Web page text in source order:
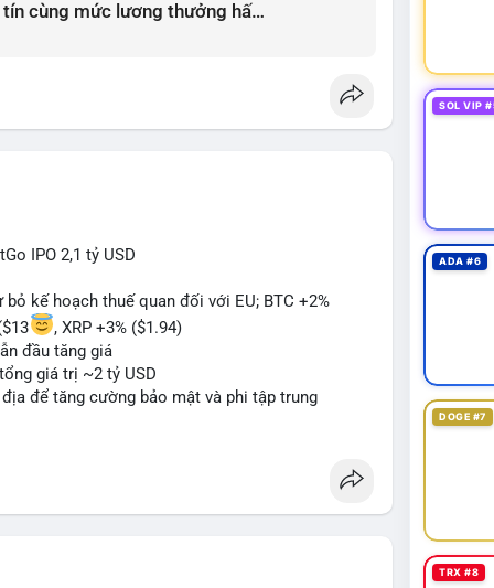
Giải pháp tìm việc làm xây dựng uy tín cùng mức lương thưởng hấp dẫn ?️
IPO 2,1 tỷ USD
kế hoạch thuế quan đối với EU; BTC +2%
, XRP +3% ($1.94)
đầu tăng giá
giá trị ~2 tỷ USD
để tăng cường bảo mật và phi tập trung
mới với yêu cầu tuân thủ nghiêm ngặt
tiền lệ pháp lý
crypto sớm nonostante sự bất đồng trong
lương một phần dưới dạng Bitcoin
SOL VIP
ADA #6
DOGE #7
TRX #8